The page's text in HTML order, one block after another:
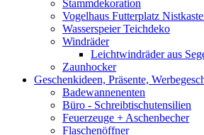
Stammdekoration
Vogelhaus Futterplatz
Wasserspeier Teichdeko
Windräder
Leichtwindräder aus
Zaunhocker
Geschenkideen, Präsente,
Badewannenenten
Büro - Schreibtischutensilien
Feuerzeuge + Aschenbecher
Flaschenöffner